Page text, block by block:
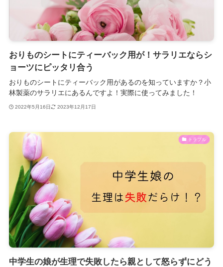
おりものシートにティーバック用が！サラリエならシ
ョーツにピッタリ合う
おりものシートにティーバック用があるのを知っていますか？小
林製薬のサラリエにあるんですよ！実際に使ってみました！
2022年5月16日 2023年12月17日
トラブル
中学生の娘が生理で失敗したら親として怒らずにどう